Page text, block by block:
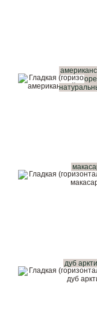
дуб